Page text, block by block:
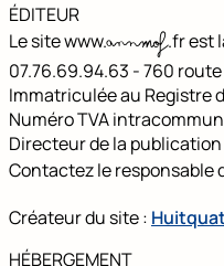
ÉDITEUR
Le site www.annmof.fr est
07.76.69.94.63 - 760
Immatriculée au Registre
Numéro TVA
Directeur de la
Contactez le responsable
Créateur du site :
HÉBERGEMENT